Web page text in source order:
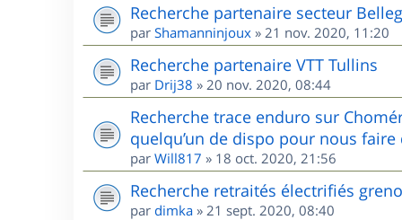
Recherche partenaire secteur
par Shamanninjoux » 21 nov. 2020, 11:20
Recherche partenaire VTT Tullins
par Drij38 » 20 nov. 2020, 08:44
Recherche trace enduro sur
quelqu’un de dispo pour nous
par Will817 » 18 oct. 2020, 21:56
Recherche retraités électrifiés
par dimka » 21 sept. 2020, 08:40